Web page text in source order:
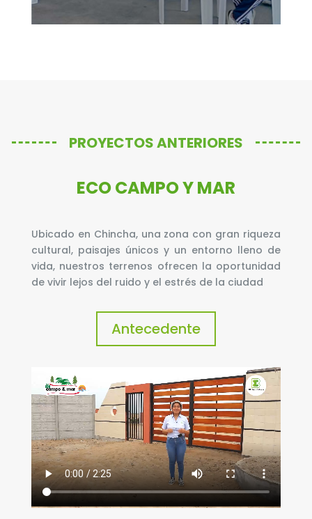
PROYECTOS ANTERIORES
ECO CAMPO Y MAR
Ubicado en Chincha, una zona con gran riqueza
cultural, paisajes únicos y un entorno lleno de
vida, nuestros terrenos ofrecen la oportunidad
de vivir lejos del ruido y el estrés de la ciudad
Antecedente